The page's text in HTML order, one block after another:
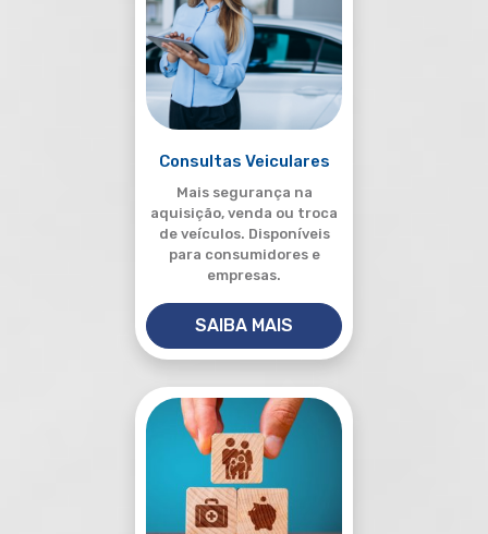
Consultas Veiculares
Mais segurança na
aquisição, venda ou troca
de veículos. Disponíveis
para consumidores e
empresas.
SAIBA MAIS